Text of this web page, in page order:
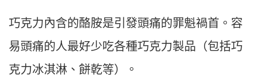
巧克力內含的酪胺是引發頭痛的罪魁禍首。容
易頭痛的人最好少吃各種巧克力製品（包括巧
克力冰淇淋、餅乾等）。